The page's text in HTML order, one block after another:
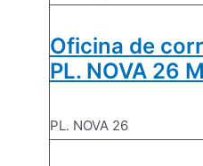
Oficina de
PL. NOVA 26
PL. NOVA 26